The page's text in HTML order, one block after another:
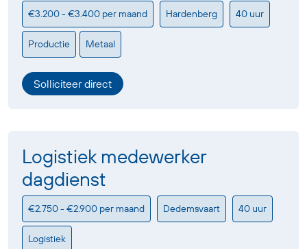
€3.200 - €3.400 per maand Hardenberg 40 uur
Productie Metaal
Solliciteer direct
Logistiek medewerker
dagdienst
€2.750 - €2.900 per maand Dedemsvaart 40 uur
Logistiek